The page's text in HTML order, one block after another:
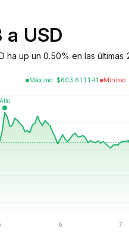
USD
up un 0.50% en las
Máximo: $603.611141 Mínimo: